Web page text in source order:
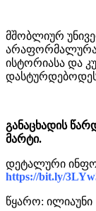
მშობლიურ
ისტორიასა და
დასტურდებოდეს
განაცხადის
მარტი.
დეტალური
https://bit.ly/
წყარო: ილიაუნი